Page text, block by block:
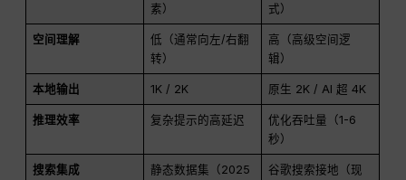
素）
式）
空间理解
低（通常向左/右翻
转）
高（高级空间逻
辑）
本地输出 1K / 2K 原生 2K / AI 超 4K
推理效率 复杂提示的高延迟
优化吞吐量（1-6
秒）
搜索集成
静态数据集（2025
谷歌搜索接地（现